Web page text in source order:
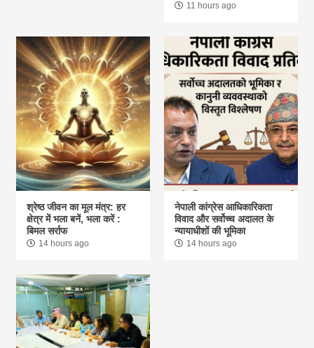
11 hours ago
श्रेष्ठ जीवन का मूल मंत्र: हर
क्षेत्र में भला बनें, भला करें :
बिमल सर्राफ
14 hours ago
नेपाली कांग्रेस आधिकारिकता
विवाद और सर्वोच्च अदालत के
न्यायाधीशों की भूमिका
14 hours ago